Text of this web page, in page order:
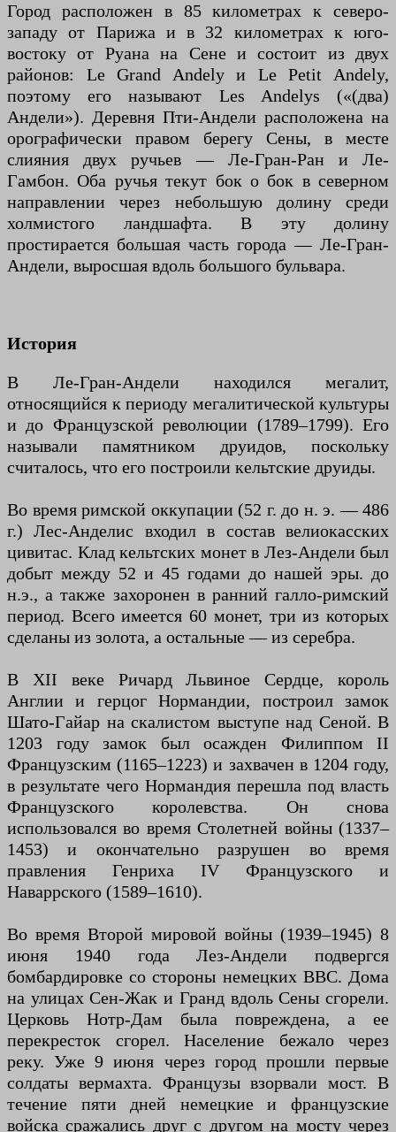
Город расположен в 85 километрах к северо-
западу от Парижа и в 32 километрах к юго-
востоку от Руана на Сене и состоит из двух
районов: Le Grand Andely и Le Petit Andely,
поэтому его называют Les Andelys («(два)
Андели»). Деревня Пти-Андели расположена на
орографически правом берегу Сены, в месте
слияния двух ручьев — Ле-Гран-Ран и Ле-
Гамбон. Оба ручья текут бок о бок в северном
направлении через небольшую долину среди
холмистого ландшафта. В эту долину
простирается большая часть города — Ле-Гран-
Андели, выросшая вдоль большого бульвара.
История
В Ле-Гран-Андели находился мегалит,
относящийся к периоду мегалитической культуры
и до Французской революции (1789–1799). Его
называли памятником друидов, поскольку
считалось, что его построили кельтские друиды.
Во время римской оккупации (52 г. до н. э. — 486
г.) Лес-Анделис входил в состав велиокасских
цивитас. Клад кельтских монет в Лез-Андели был
добыт между 52 и 45 годами до нашей эры. до
н.э., а также захоронен в ранний галло-римский
период. Всего имеется 60 монет, три из которых
сделаны из золота, а остальные — из серебра.
В XII веке Ричард Львиное Сердце, король
Англии и герцог Нормандии, построил замок
Шато-Гайар на скалистом выступе над Сеной. В
1203 году замок был осажден Филиппом II
Французским (1165–1223) и захвачен в 1204 году,
в результате чего Нормандия перешла под власть
Французского королевства. Он снова
использовался во время Столетней войны (1337–
1453) и окончательно разрушен во время
правления Генриха IV Французского и
Наваррского (1589–1610).
Во время Второй мировой войны (1939–1945) 8
июня 1940 года Лез-Андели подвергся
бомбардировке со стороны немецких ВВС. Дома
на улицах Сен-Жак и Гранд вдоль Сены сгорели.
Церковь Нотр-Дам была повреждена, а ее
перекресток сгорел. Население бежало через
реку. Уже 9 июня через город прошли первые
солдаты вермахта. Французы взорвали мост. В
течение пяти дней немецкие и французские
войска сражались друг с другом на мосту через